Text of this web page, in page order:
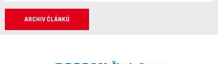
ARCHIV ČLÁNKŮ